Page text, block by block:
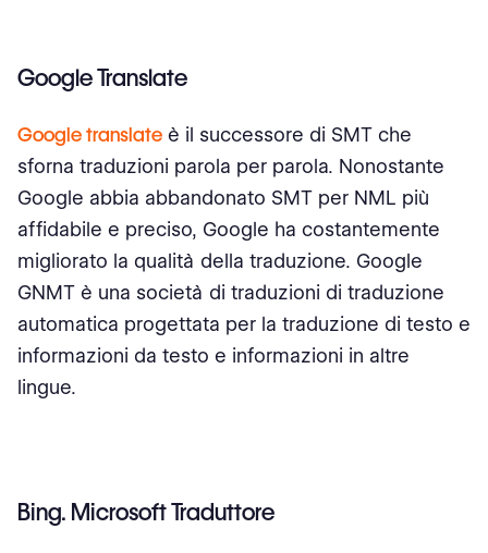
Google Translate
Google translate è il successore di SMT che
sforna traduzioni parola per parola. Nonostante
Google abbia abbandonato SMT per NML più
affidabile e preciso, Google ha costantemente
migliorato la qualità della traduzione. Google
GNMT è una società di traduzioni di traduzione
automatica progettata per la traduzione di testo e
informazioni da testo e informazioni in altre
lingue.
Bing. Microsoft Traduttore